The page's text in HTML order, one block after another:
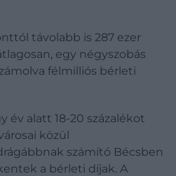
távolabb is 287 ezer
egy négyszobás
félmilliós bérleti
év alatt 18-20 százalékot
közül
számító Bécsben
a bérleti díjak. A